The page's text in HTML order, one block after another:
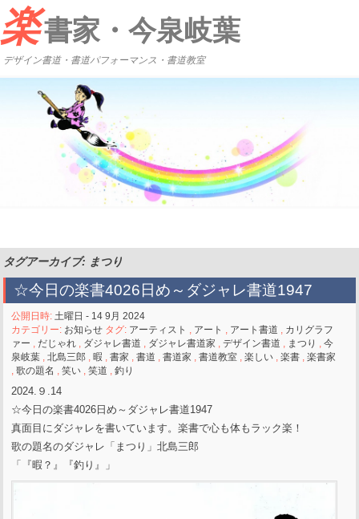
楽書家・今泉岐葉
デザイン書道・書道パフォーマンス・書道教室
タグアーカイブ: まつり
☆今日の楽書4026日め～ダジャレ書道1947
公開日時: 土曜日 - 14 9月 2024
カテゴリー: お知らせ タグ: アーティスト アート アート書道
カリグラフ
ァー
だじゃれ ダジャレ書道 ダジャレ書道家 ,デザイン書道 まつり ,今
泉岐葉 ,北島三郎 ,暇 ,書家 ,書道 ,書道家 ,書道教室 ,楽しい ,楽書 ,楽書家
,歌の題名 ,笑い ,笑道 ,釣り
2024.９.14
☆今日の楽書4026日め～ダジャレ書道1947
真面目にダジャレを書いています。楽書で心も体もラック楽！
歌の題名のダジャレ「まつり」北島三郎
「『暇？』『釣り』」